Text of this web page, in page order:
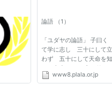
論語 （1）
「ユダヤの論語」 子曰
て学に志し 三十にして
わず 五十にして天命を
い 七十にして 心の欲す
り を踰えず」。 意味：
www8.plala.or.jp